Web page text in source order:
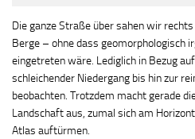
Die ganze Straße über sahen wir
Berge – ohne dass geomorphologisch
eingetreten wäre. Lediglich in Bezug
schleichender Niedergang bis hin zur
beobachten. Trotzdem macht gerade
Landschaft aus, zumal sich am
Atlas auftürmen.